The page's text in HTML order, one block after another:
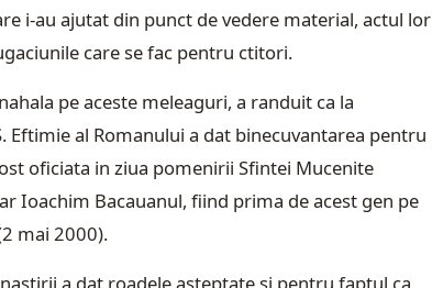
i-au ajutat din punct de vedere material, actul lor
care se fac pentru ctitori.
pe aceste meleaguri, a randuit ca la
Eftimie al Romanului a dat binecuvantarea pentru
oficiata in ziua pomenirii Sfintei Mucenite
Ioachim Bacauanul, fiind prima de acest gen pe
mai 2000).
a dat roadele asteptate si pentru faptul ca